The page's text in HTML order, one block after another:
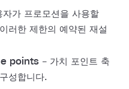
자가 프로모션을 사용할
러한 제한의 예약된 재설
points - 가치 포인트 축
성합니다.